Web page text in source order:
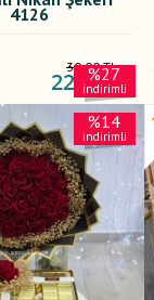
4126
30,00 TL
22,00 TL
%27
indirimli
%14
indirimli